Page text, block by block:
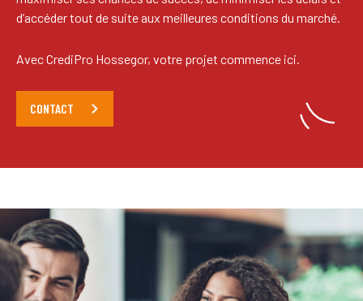
d’accéder tout de suite aux meilleures conditions du marché.
Avec CrediPro Hossegor, votre projet commence ici.
CONTACT